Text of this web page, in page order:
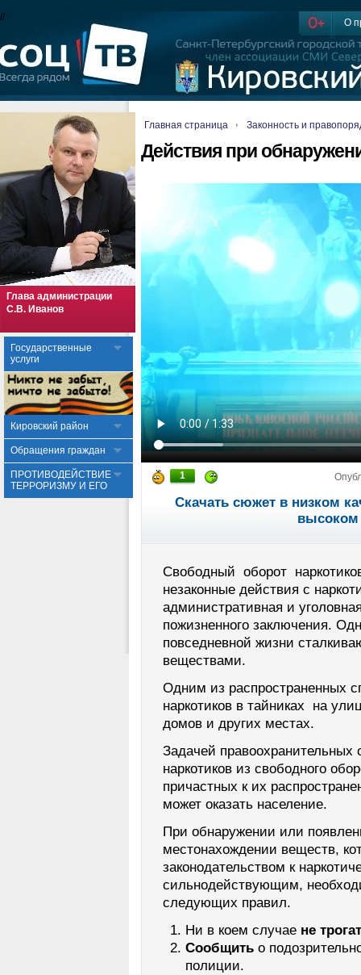
О
//
Глава администрации
С.В. Иванов
Государственные
услуги
Кировский район
Обращения граждан
ПРОТИВОДЕЙСТВИЕ
ТЕРРОРИЗМУ И ЕГО
Главная страница Законность и
Действия при
1
Скачать сюжет в низком
высоком
Свободный оборот
незаконные действия с
административная и
пожизненного заключения.
повседневной жизни
веществами.
Одним из распространенных
наркотиков в тайниках на
домов и других местах.
Задачей правоохранительных
наркотиков из свободного
причастных к их
может оказать население.
При обнаружении или
местонахождении веществ,
законодательством к
сильнодействующим,
следующих правил.
Ни в коем случае не
Сообщить о
полиции.